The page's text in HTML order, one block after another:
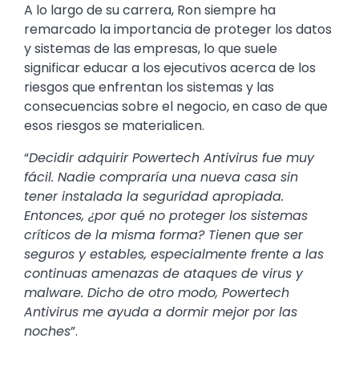
A lo largo de su carrera, Ron siempre ha
remarcado la importancia de proteger los datos
y sistemas de las empresas, lo que suele
significar educar a los ejecutivos acerca de los
riesgos que enfrentan los sistemas y las
consecuencias sobre el negocio, en caso de que
esos riesgos se materialicen.
“Decidir adquirir Powertech Antivirus fue muy
fácil. Nadie compraría una nueva casa sin
tener instalada la seguridad apropiada.
Entonces, ¿por qué no proteger los sistemas
críticos de la misma forma? Tienen que ser
seguros y estables, especialmente frente a las
continuas amenazas de ataques de virus y
malware. Dicho de otro modo, Powertech
Antivirus me ayuda a dormir mejor por las
noches”.